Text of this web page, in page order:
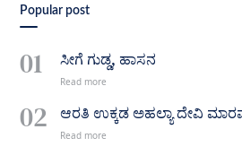
Popular post
ಸೀಗೆ ಗುಡ್ಡ, ಹಾಸನ
ಆರತಿ ಉಕ್ಕಡ ಅಹಲ್ಯಾ ದೇವಿ